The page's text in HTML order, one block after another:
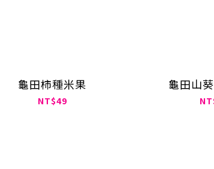
龜田柿種米果
NT$49
龜田山